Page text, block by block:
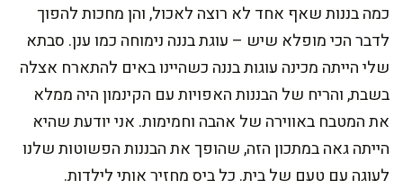
כמה בננות שאף אחד לא רוצה לאכול, והן מחכות להפוך
לדבר הכי מופלא שיש – עוגת בננה נימוחה כמו ענן. סבתא
שלי הייתה מכינה עוגות בננה כשהיינו באים להתארח אצלה
בשבת, והריח של הבננות האפויות עם הקינמון היה ממלא
את המטבח באווירה של אהבה וחמימות. אני יודעת שהיא
הייתה גאה במתכון הזה, שהופך את הבננות הפשוטות שלנו
לעוגה עם טעם של בית. כל ביס מחזיר אותי לילדות.